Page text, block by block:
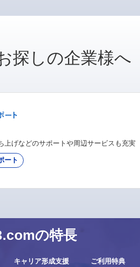
の特長
キャリア形成支援 ご利用特典
探しの企業様へ
上げなどのサポートや周辺サービスも充実
ート